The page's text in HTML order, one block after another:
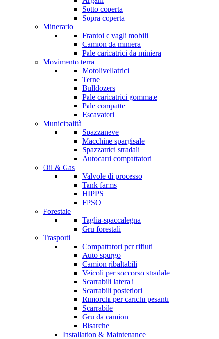
Sotto coperta
Sopra coperta
Minerario
Frantoi e vagli mobili
Camion da miniera
Pale caricatrici da miniera
Movimento terra
Motolivellatrici
Terne
Bulldozers
Pale caricatrici gommate
Pale compatte
Escavatori
Municipalità
Spazzaneve
Macchine spargisale
Spazzatrici stradali
Autocarri compattatori
Oil & Gas
Valvole di processo
Tank farms
HIPPS
FPSO
Forestale
Taglia-spaccalegna
Gru forestali
Trasporti
Compattatori per rifiuti
Auto spurgo
Camion ribaltabili
Veicoli per soccorso stradale
Scarrabili laterali
Scarrabili posteriori
Rimorchi per carichi pesanti
Scarrabile
Gru da camion
Bisarche
Installation & Maintenance